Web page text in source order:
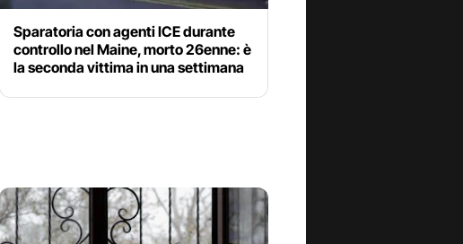
Sparatoria con agenti ICE durante
controllo nel Maine, morto 26enne: è
la seconda vittima in una settimana